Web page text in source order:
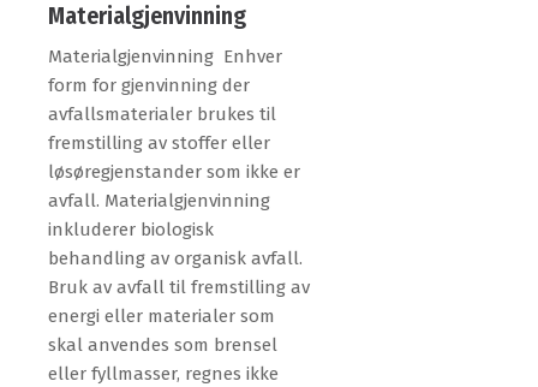
Materialgjenvinning
Materialgjenvinning Enhver
form for gjenvinning der
avfallsmaterialer brukes til
fremstilling av stoffer eller
løsøregjenstander som ikke er
avfall. Materialgjenvinning
inkluderer biologisk
behandling av organisk avfall.
Bruk av avfall til fremstilling av
energi eller materialer som
skal anvendes som brensel
eller fyllmasser, regnes ikke